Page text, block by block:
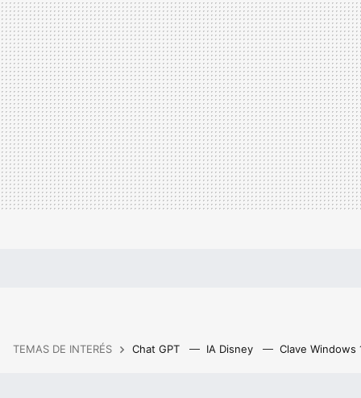
TEMAS DE INTERÉS Chat GPT IA Disney Clave Windows